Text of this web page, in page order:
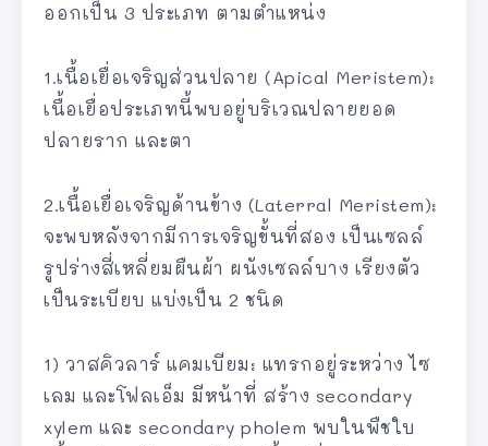
ออกเป็น 3 ประเภท ตามตำแหน่ง
1.เนื้อเยื่อเจริญส่วนปลาย (Apical Meristem):
เนื้อเยื่อประเภทนี้พบอยู่บริเวณปลายยอด
ปลายราก และตา
2.เนื้อเยื่อเจริญด้านข้าง (Laterral Meristem):
จะพบหลังจากมีการเจริญขั้นที่สอง เป็นเซลล์
รูปร่างสี่เหลี่ยมผืนผ้า ผนังเซลล์บาง เรียงตัว
เป็นระเบียบ แบ่งเป็น 2 ชนิด
1) วาสคิวลาร์ แคมเบียม: แทรกอยู่ระหว่าง ไซ
เลม และโฟลเอ็ม มีหน้าที่ สร้าง secondary
xylem และ secondary pholem พบในพืชใบ